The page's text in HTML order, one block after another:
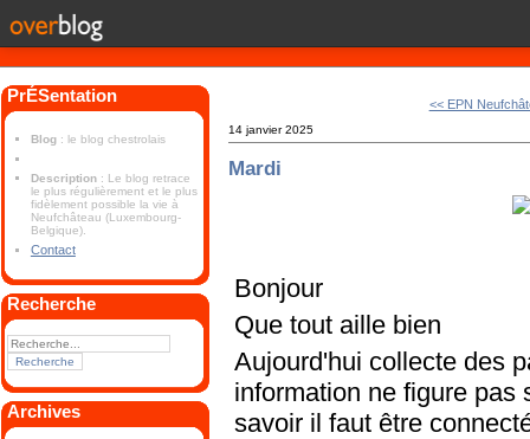
PrÉSentation
Blog : le blog chestrolais
Description : Le blog retrace
le plus régulièrement et le plus
fidèlement possible la vie à
Neufchâteau (Luxembourg-
Belgique).
Contact
Recherche
Archives
<< EPN
14 janvier 2025
Mardi
Bonjour
Que tout aille bien
Aujourd'hui collecte des
information ne figure pas
savoir il faut être